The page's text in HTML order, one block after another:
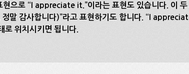
현으로 “I appreciate it.”이라는 표현도 있습니다. 이 두
말 감사합니다)”라고 표현하기도 합니다. “I
로 위치시키면 됩니다.